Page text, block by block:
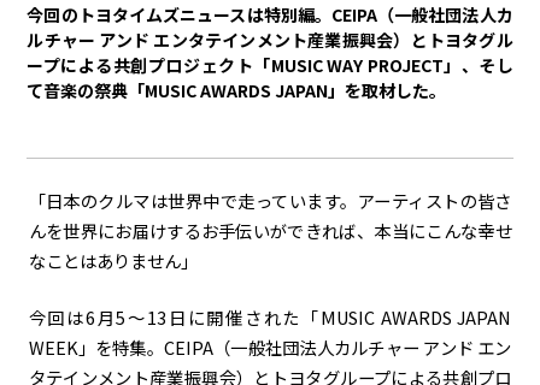
スポーツ
トヨタアスリート モータースポーツ モリゾウ WRC
クルマ
センチュリー クラウン ランドクルーザー カローラ
テクノロジー
今回のトヨタイムズニュースは特別編。CEIPA（一般社団法人カ
ルチャー アンド エンタテインメント産業振興会）とトヨタグル
ープによる共創プロジェクト「MUSIC WAY PROJECT」、そし
て音楽の祭典「MUSIC AWARDS JAPAN」を取材した。
「日本のクルマは世界中で走っています。アーティストの皆さ
んを世界にお届けするお手伝いができれば、本当にこんな幸せ
なことはありません」
今回は6月5～13日に開催された「MUSIC AWARDS JAPAN
WEEK」を特集。CEIPA（一般社団法人カルチャー アンド エン
タテインメント産業振興会）とトヨタグループによる共創プロ